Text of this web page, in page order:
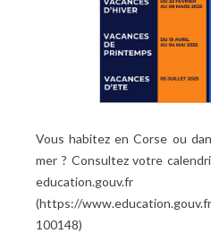
Vous habitez en Corse ou
mer ? Consultez votre
education.gouv.fr
(https://
100148)